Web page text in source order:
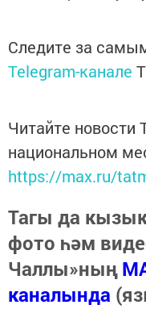
Следите за
Telegram-канале
Читайте новости
национальном
https://max.ru/
Тагы да
фото һәм
Чаллы»ның
каналында